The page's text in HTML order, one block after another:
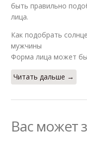
быть правильно
лица.
Как подобрать
мужчины
Форма лица может
Читать дальше →
Вас может